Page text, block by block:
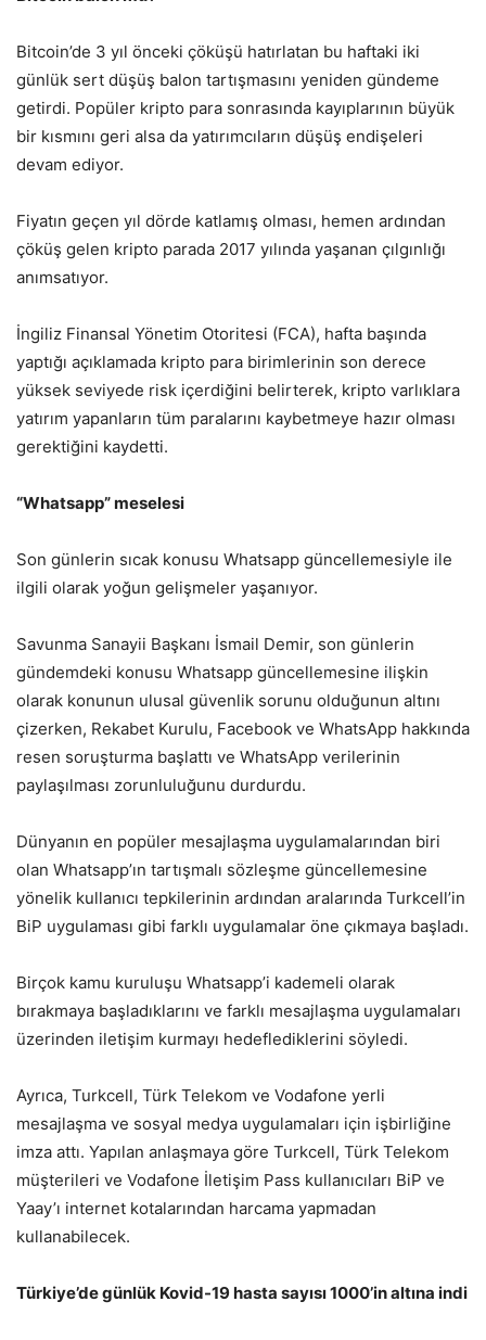
Bitcoin’de 3 yıl önceki çöküşü hatırlatan bu haftaki iki
günlük sert düşüş balon tartışmasını yeniden gündeme
getirdi. Popüler kripto para sonrasında kayıplarının büyük
bir kısmını geri alsa da yatırımcıların düşüş endişeleri
devam ediyor.
Fiyatın geçen yıl dörde katlamış olması, hemen ardından
çöküş gelen kripto parada 2017 yılında yaşanan çılgınlığı
anımsatıyor.
İngiliz Finansal Yönetim Otoritesi (FCA), hafta başında
yaptığı açıklamada kripto para birimlerinin son derece
yüksek seviyede risk içerdiğini belirterek, kripto varlıklara
yatırım yapanların tüm paralarını kaybetmeye hazır olması
gerektiğini kaydetti.
“Whatsapp” meselesi
Son günlerin sıcak konusu Whatsapp güncellemesiyle ile
ilgili olarak yoğun gelişmeler yaşanıyor.
Savunma Sanayii Başkanı İsmail Demir, son günlerin
gündemdeki konusu Whatsapp güncellemesine ilişkin
olarak konunun ulusal güvenlik sorunu olduğunun altını
çizerken, Rekabet Kurulu, Facebook ve WhatsApp hakkında
resen soruşturma başlattı ve WhatsApp verilerinin
paylaşılması zorunluluğunu durdurdu.
Dünyanın en popüler mesajlaşma uygulamalarından biri
olan Whatsapp’ın tartışmalı sözleşme güncellemesine
yönelik kullanıcı tepkilerinin ardından aralarında Turkcell’in
BiP uygulaması gibi farklı uygulamalar öne çıkmaya başladı.
Birçok kamu kuruluşu Whatsapp’i kademeli olarak
bırakmaya başladıklarını ve farklı mesajlaşma uygulamaları
üzerinden iletişim kurmayı hedeflediklerini söyledi.
Ayrıca, Turkcell, Türk Telekom ve Vodafone yerli
mesajlaşma ve sosyal medya uygulamaları için işbirliğine
imza attı. Yapılan anlaşmaya göre Turkcell, Türk Telekom
müşterileri ve Vodafone İletişim Pass kullanıcıları BiP ve
Yaay’ı internet kotalarından harcama yapmadan
kullanabilecek.
Türkiye’de günlük Kovid-19 hasta sayısı 1000’in altına indi